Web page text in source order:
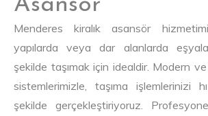
Asansör
Menderes kiralık asansör
yapılarda veya dar alanlarda
şekilde taşımak için idealdir. Modern
sistemlerimizle, taşıma işlemlerinizi
şekilde gerçekleştiriyoruz. Profesyonel